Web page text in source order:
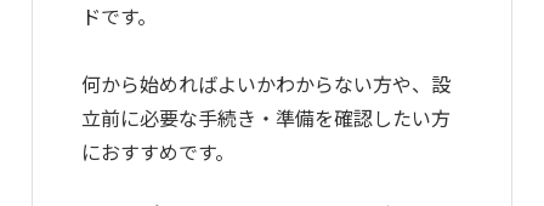
ドです。
何から始めればよいかわからない方や、設
立前に必要な手続き・準備を確認したい方
におすすめです。